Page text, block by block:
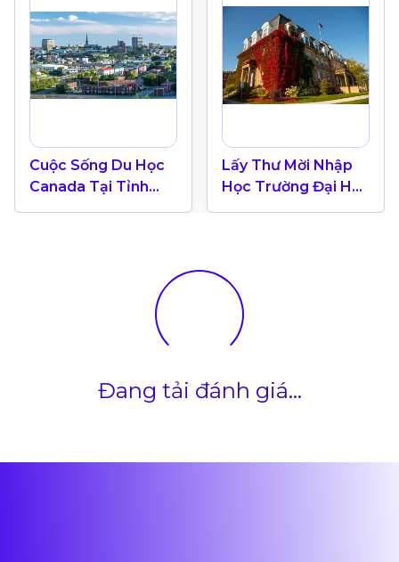
Cuộc Sống Du Học
Canada Tại Tỉnh
Bang Trên Biển
Lấy Thư Mời Nhập
Học Trường Đại Học
New Brunswick
Đang tải đánh giá...